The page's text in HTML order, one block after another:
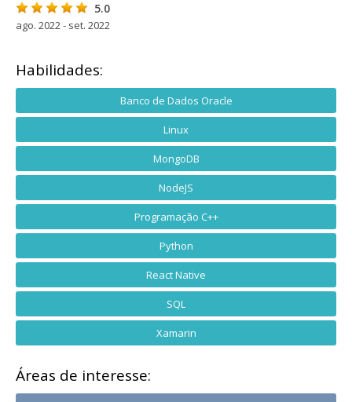
5.0
ago. 2022 - set. 2022
Habilidades:
Banco de Dados Oracle
Linux
MongoDB
NodeJS
Programação C++
Python
React Native
SQL
Xamarin
Áreas de interesse: